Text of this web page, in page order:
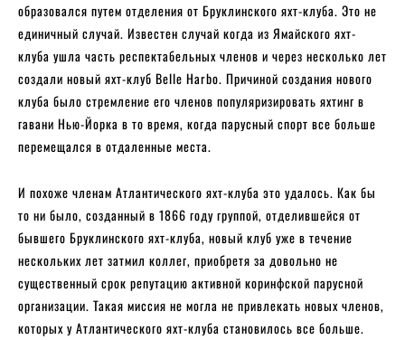
образовался путем отделения от Бруклинского яхт-клуба. Это не
единичный случай. Известен случай когда из Ямайского яхт-
клуба ушла часть респектабельных членов и через несколько лет
создали новый яхт-клуб Belle Harbo. Причиной создания нового
клуба было стремление его членов популяризировать яхтинг в
гавани Нью-Йорка в то время, когда парусный спорт все больше
перемещался в отдаленные места.
И похоже членам Атлантического яхт-клуба это удалось. Как бы
то ни было, созданный в 1866 году группой, отделившейся от
бывшего Бруклинского яхт-клуба, новый клуб уже в течение
нескольких лет затмил коллег, приобретя за довольно не
существенный срок репутацию активной коринфской парусной
организации. Такая миссия не могла не привлекать новых членов,
которых у Атлантического яхт-клуба становилось все больше.